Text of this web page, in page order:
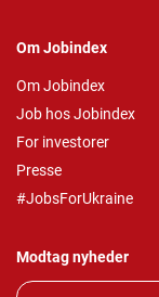
Om Jobindex
Om Jobindex
Job hos Jobindex
For investorer
Presse
#JobsForUkraine
Modtag nyheder